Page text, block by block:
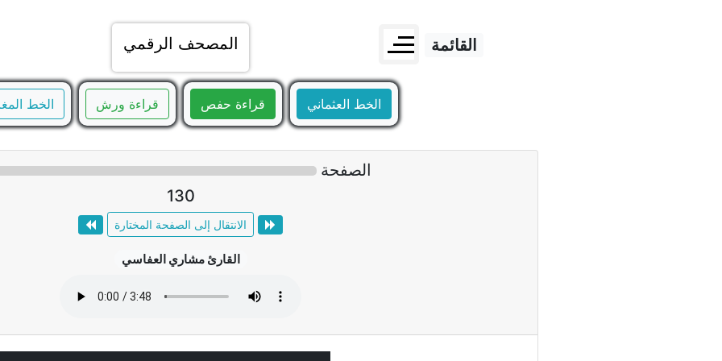
القائمة المصحف الرقمي
الخط العثماني قراءة حفص قراءة ورش الخط
الصفحة
130
الانتقال إلى الصفحة المختارة
القارئ مشاري العفاسي